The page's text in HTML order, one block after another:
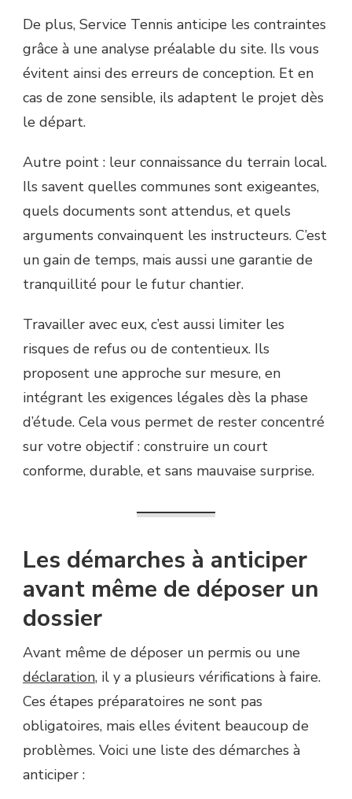
De plus, Service Tennis anticipe les contraintes
grâce à une analyse préalable du site. Ils vous
évitent ainsi des erreurs de conception. Et en
cas de zone sensible, ils adaptent le projet dès
le départ.
Autre point : leur connaissance du terrain local.
Ils savent quelles communes sont exigeantes,
quels documents sont attendus, et quels
arguments convainquent les instructeurs. C’est
un gain de temps, mais aussi une garantie de
tranquillité pour le futur chantier.
Travailler avec eux, c’est aussi limiter les
risques de refus ou de contentieux. Ils
proposent une approche sur mesure, en
intégrant les exigences légales dès la phase
d’étude. Cela vous permet de rester concentré
sur votre objectif : construire un court
conforme, durable, et sans mauvaise surprise.
Les démarches à anticiper
avant même de déposer un
dossier
Avant même de déposer un permis ou une
déclaration, il y a plusieurs vérifications à faire.
Ces étapes préparatoires ne sont pas
obligatoires, mais elles évitent beaucoup de
problèmes. Voici une liste des démarches à
anticiper :